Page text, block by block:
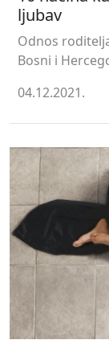
ljubav
Odnos
Bosni i
04.12.2021.